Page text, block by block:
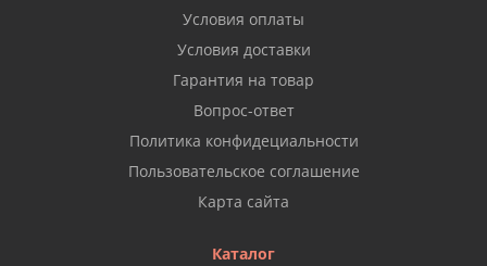
Условия оплаты
Условия доставки
Гарантия на товар
Вопрос-ответ
Политика конфидециальности
Пользовательское соглашение
Карта сайта
Каталог